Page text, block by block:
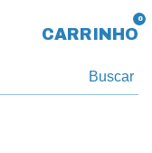
CARRINHO
0
Buscar